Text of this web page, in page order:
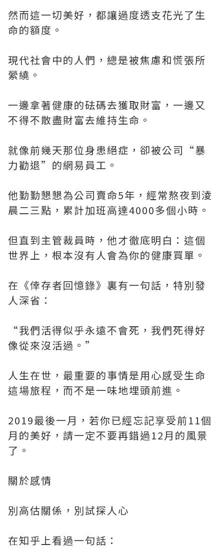
然而這一切美好，都讓過度透支花光了生
命的額度。
現代社會中的人們，總是被焦慮和慌張所
縈繞。
一邊拿著健康的砝碼去獲取財富，一邊又
不得不散盡財富去維持生命。
就像前幾天那位身患絕症，卻被公司“暴
力勸退”的網易員工。
他勤勤懇懇為公司賣命5年，經常熬夜到淩
晨二三點，累計加班高達4000多個小時。
但直到主管裁員時，他才徹底明白：這個
世界上，根本沒有人會為你的健康買單。
在《倖存者回憶錄》裏有一句話，特別發
人深省：
“我們活得似乎永遠不會死，我們死得好
像從來沒活過。”
人生在世，最重要的事情是用心感受生命
這場旅程，而不是一味地埋頭前進。
2019最後一月，若你已經忘記享受前11個
月的美好，請一定不要再錯過12月的風景
了。
關於感情
別高估關係，別試探人心
在知乎上看過一句話：